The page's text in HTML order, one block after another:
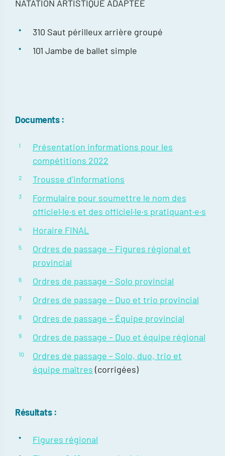
NATATION ARTISTIQUE ADAPTÉE
310 Saut périlleux arrière groupé
101 Jambe de ballet simple
Documents :
Présentation informations pour les
compétitions 2022
Trousse d’informations
Formulaire pour soumettre le nom des
officiel·le·s et des officiel·le·s pratiquant·e·s
Horaire FINAL
Ordres de passage – Figures régional et
provincial
Ordres de passage – Solo provincial
Ordres de passage – Duo et trio provincial
Ordres de passage – Équipe provincial
Ordres de passage – Duo et équipe régional
Ordres de passage – Solo, duo, trio et
équipe maîtres (corrigées)
Résultats :
Figures régional